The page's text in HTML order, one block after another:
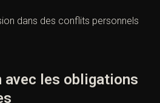
dans des conflits personnels
les obligations